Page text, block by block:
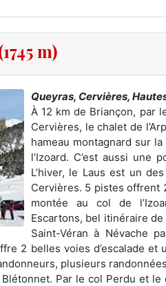
m)
Queyras, Cervières,
À 12 km de Briançon, par
Cervières, le chalet de
hameau montagnard sur
l’Izoard. C’est aussi une
L’hiver, le Laus est un
Cervières. 5 pistes offrent
montée au col de
Escartons, bel itinéraire
Saint-Véran à Névache
2 belles voies d’escalade et
plusieurs
Par le col Perdu et le